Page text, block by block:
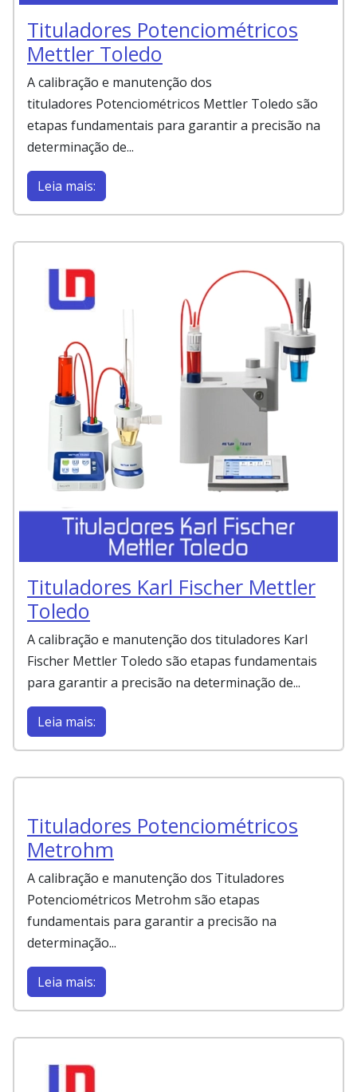
Tituladores Potenciométricos
Mettler Toledo
A calibração e manutenção dos
tituladores Potenciométricos Mettler Toledo são
etapas fundamentais para garantir a precisão na
determinação de...
Leia mais:
Tituladores Karl Fischer Mettler
Toledo
A calibração e manutenção dos tituladores Karl
Fischer Mettler Toledo são etapas fundamentais
para garantir a precisão na determinação de...
Leia mais:
Tituladores Potenciométricos
Metrohm
A calibração e manutenção dos Tituladores
Potenciométricos Metrohm são etapas
fundamentais para garantir a precisão na
determinação...
Leia mais: